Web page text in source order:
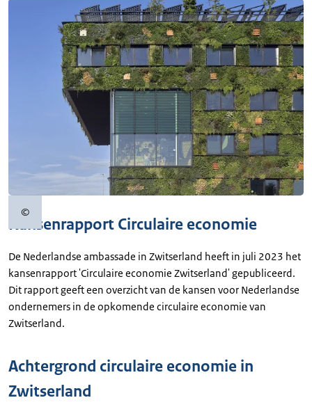
©Copyrightinformatie
Kansenrapport Circulaire economie
De Nederlandse ambassade in Zwitserland heeft in juli 2023 het
kansenrapport 'Circulaire economie Zwitserland' gepubliceerd.
Dit rapport geeft een overzicht van de kansen voor Nederlandse
ondernemers in de opkomende circulaire economie van
Zwitserland.
Achtergrond circulaire economie in
Zwitserland